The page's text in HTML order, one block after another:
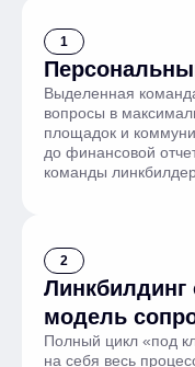
1
Выделенная
вопросы в
площадок и
до финансовой
команды
2
Линкбилдинг
модель
Полный цикл «под
на себя весь